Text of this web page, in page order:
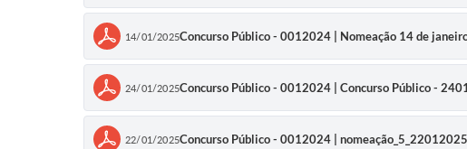
14/01/2025Concurso Público - 0012024 | Nomeação 14 de
24/01/2025Concurso Público - 0012024 | Concurso Público -
22/01/2025Concurso Público - 0012024 | nomeação_5_22012025